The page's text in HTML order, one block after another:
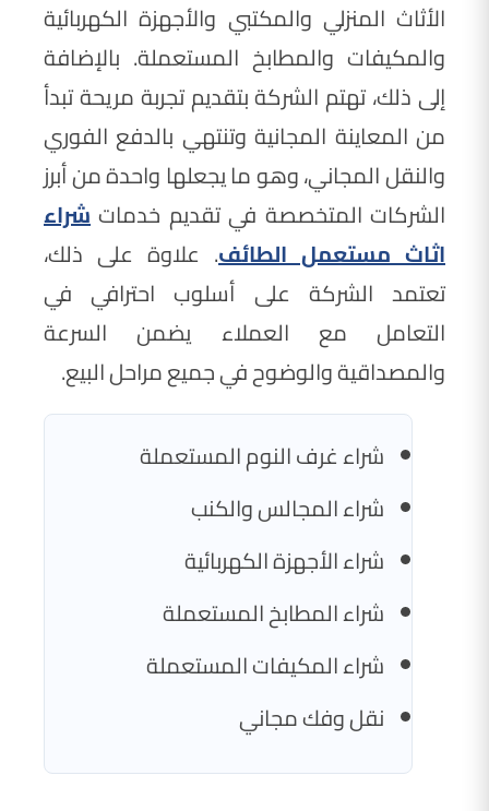
الأثاث المنزلي والمكتبي والأجهزة الكهربائية
والمكيفات والمطابخ المستعملة. بالإضافة
إلى ذلك، تهتم الشركة بتقديم تجربة مريحة تبدأ
من المعاينة المجانية وتنتهي بالدفع الفوري
والنقل المجاني، وهو ما يجعلها واحدة من أبرز
الشركات المتخصصة في تقديم خدماتشراء
اثاث مستعمل الطائف. علاوة على ذلك،
تعتمد الشركة على أسلوب احترافي في
التعامل مع العملاء يضمن السرعة
والمصداقية والوضوح في جميع مراحل البيع.
شراء غرف النوم المستعملة
شراء المجالس والكنب
شراء الأجهزة الكهربائية
شراء المطابخ المستعملة
شراء المكيفات المستعملة
نقل وفك مجاني